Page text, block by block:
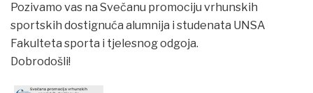
Pozivamo vas na Svečanu promociju vrhunskih
sportskih dostignuća alumnija i studenata UNSA
Fakulteta sporta i tjelesnog odgoja.
Dobrodošli!